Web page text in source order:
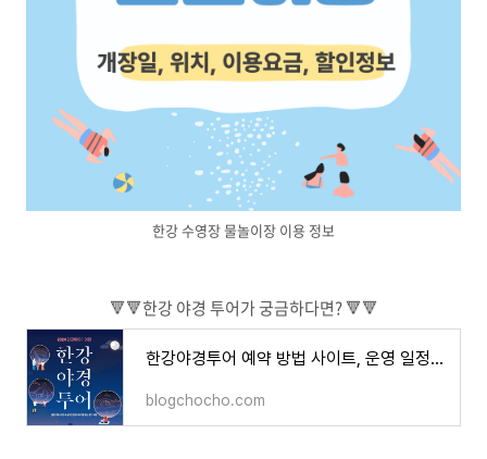
한강 수영장 물놀이장 이용 정보
🔻🔻한강 야경 투어가 궁금하다면? 🔻🔻
한강야경투어 예약 방법 사이트, 운영 일정, 참가자 혜택, 가격 등 안내
blogchocho.com